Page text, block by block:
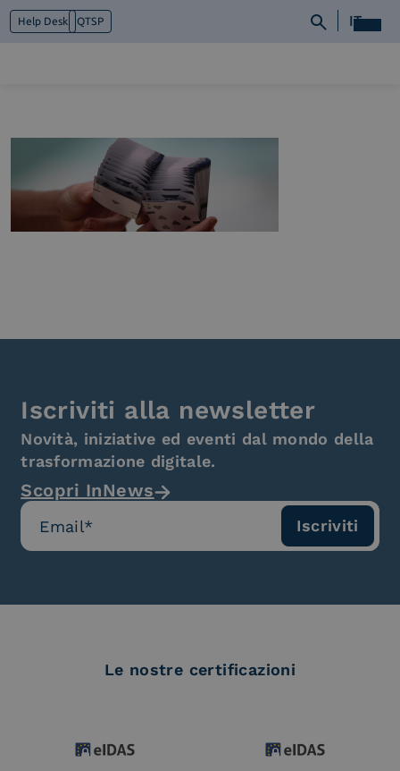
Help Desk QTSP IT
Cosa facciamo
Piattaforme
Industry
News e Media
Iscriviti alla newsletter
Novità, iniziative ed eventi dal mondo della
trasformazione digitale.
Scopri InNews
Le nostre certificazioni